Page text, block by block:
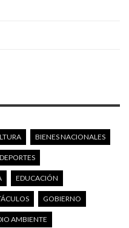
BIENES NACIONALES
DEPORTES
EDUCACIÓN
GOBIERNO
AMBIENTE